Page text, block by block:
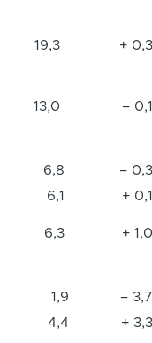
19,3 + 0,3
13,0 – 0,1
6,8
– 0,3
6,1
+ 0,1
6,3 + 1,0
1,9
– 3,7
4,4 + 3,3